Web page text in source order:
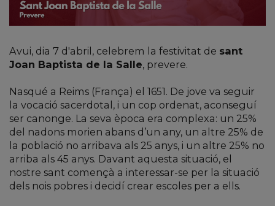
Avui, dia 7 d'abril, celebrem la festivitat de sant
Joan Baptista de la Salle, prevere.
Nasqué a Reims (França) el 1651. De jove va seguir
la vocació sacerdotal, i un cop ordenat, aconseguí
ser canonge. La seva època era complexa: un 25%
del nadons morien abans d’un any, un altre 25% de
la població no arribava als 25 anys, i un altre 25% no
arriba als 45 anys. Davant aquesta situació, el
nostre sant començà a interessar-se per la situació
dels nois pobres i decidí crear escoles per a ells.